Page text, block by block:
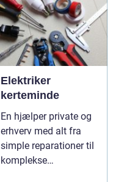
Elektriker
kerteminde
En hjælper private og
erhverv med alt fra
simple reparationer til
komplekse